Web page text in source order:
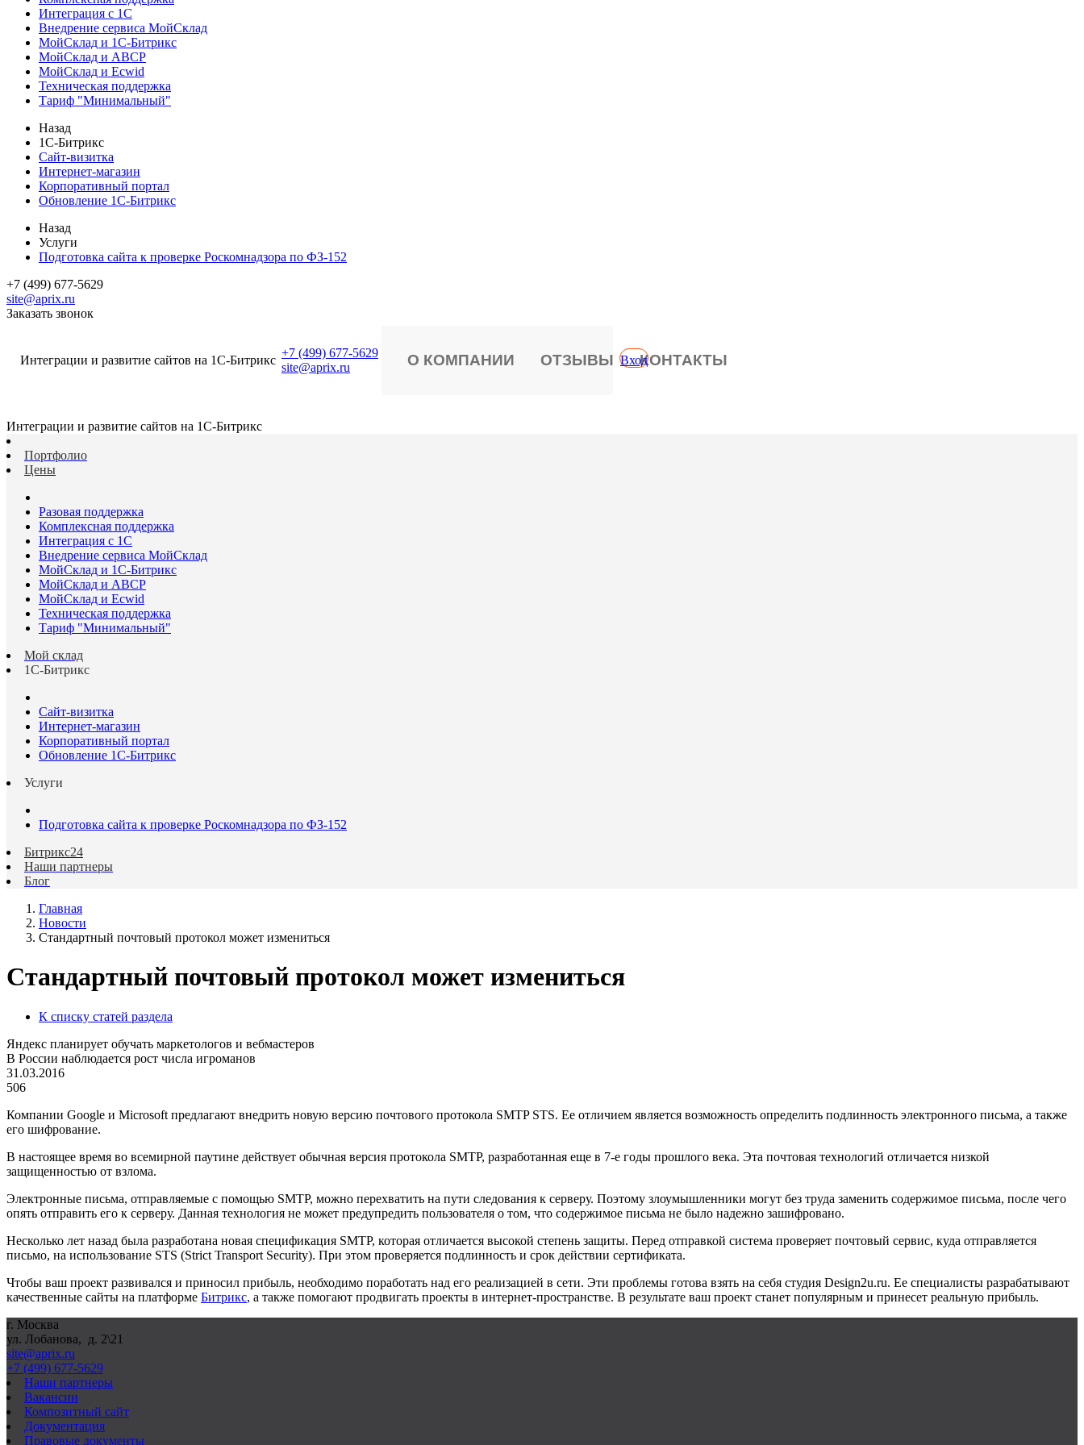
Интеграция с 1С
Внедрение сервиса МойСклад
МойСклад и 1С-Битрикс
МойСклад и ABCP
МойСклад и Ecwid
Техническая поддержка
Тариф "Минимальный"
Назад
1С-Битрикс
Сайт-визитка
Интернет-магазин
Корпоративный портал
Обновление 1С-Битрикс
Назад
Услуги
Подготовка сайта к проверке Роскомнадзора по ФЗ-152
+7 (499) 677-5629
site@aprix.ru
Заказать звонок
Интеграции и развитие сайтов на 1С-Битрикс
+7 (499) 677-5629
site@aprix.ru
О КОМПАНИИ ОТЗЫВЫ КОНТАКТЫ
Вход
Интеграции и развитие сайтов на 1С-Битрикс
Портфолио
Цены
Разовая поддержка
Комплексная поддержка
Интеграция с 1С
Внедрение сервиса МойСклад
МойСклад и 1С-Битрикс
МойСклад и ABCP
МойСклад и Ecwid
Техническая поддержка
Тариф "Минимальный"
Мой склад
1С-Битрикс
Сайт-визитка
Интернет-магазин
Корпоративный портал
Обновление 1С-Битрикс
Услуги
Подготовка сайта к проверке Роскомнадзора по ФЗ-152
Битрикс24
Наши партнеры
Блог
Главная
Новости
Стандартный почтовый протокол может измениться
Стандартный почтовый протокол может измениться
К списку статей раздела
Яндекс планирует обучать маркетологов и вебмастеров
В России наблюдается рост числа игроманов
31.03.2016
506
Компании Google и Microsoft предлагают внедрить новую версию почтового протокола SMTP STS. Ее отличием является возможность определить подлинность электронного письма, а также
его шифрование.
В настоящее время во всемирной паутине действует обычная версия протокола SMTP, разработанная еще в 7-е годы прошлого века. Эта почтовая технологий отличается низкой
защищенностью от взлома.
Электронные письма, отправляемые с помощью SMTP, можно перехватить на пути следования к серверу. Поэтому злоумышленники могут без труда заменить содержимое письма, после чего
опять отправить его к серверу. Данная технология не может предупредить пользователя о том, что содержимое письма не было надежно зашифровано.
Несколько лет назад была разработана новая спецификация SMTP, которая отличается высокой степень защиты. Перед отправкой система проверяет почтовый сервис, куда отправляется
письмо, на использование STS (Strict Transport Security). При этом проверяется подлинность и срок действии сертификата.
Чтобы ваш проект развивался и приносил прибыль, необходимо поработать над его реализацией в сети. Эти проблемы готова взять на себя студия Design2u.ru. Ее специалисты разрабатывают
качественные сайты на платформе Битрикс, а также помогают продвигать проекты в интернет-пространстве. В результате ваш проект станет популярным и принесет реальную прибыль.
г. Москва
ул. Лобанова, д. 2\21
site@aprix.ru
+7 (499) 677-5629
Наши партнеры
Вакансии
Композитный сайт
Документация
Правовые документы